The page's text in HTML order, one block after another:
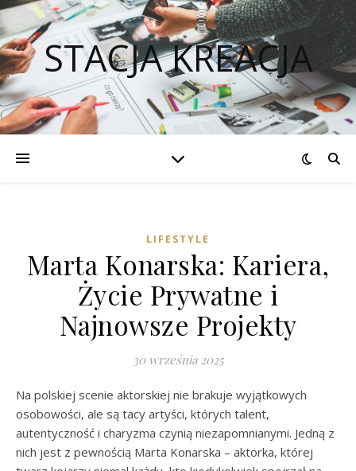
STACJA KREACJA
LIFESTYLE
Marta Konarska: Kariera,
Życie Prywatne i
Najnowsze Projekty
30 września 2025
Na polskiej scenie aktorskiej nie brakuje wyjątkowych
osobowości, ale są tacy artyści, których talent,
autentyczność i charyzma czynią niezapomnianymi. Jedną z
nich jest z pewnością Marta Konarska – aktorka, której